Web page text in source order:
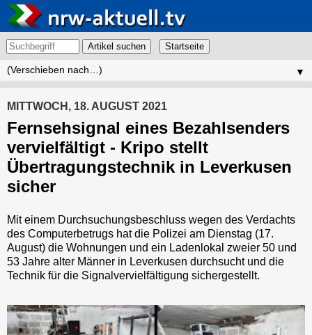
Artikel suchen
▼
MITTWOCH, 18. AUGUST 2021
Fernsehsignal eines Bezahlsenders
vervielfältigt - Kripo stellt
Übertragungstechnik in Leverkusen
sicher
Mit einem Durchsuchungsbeschluss wegen des Verdachts
des Computerbetrugs hat die Polizei am Dienstag (17.
August) die Wohnungen und ein Ladenlokal zweier 50 und
53 Jahre alter Männer in Leverkusen durchsucht und die
Technik für die Signalvervielfältigung sichergestellt.